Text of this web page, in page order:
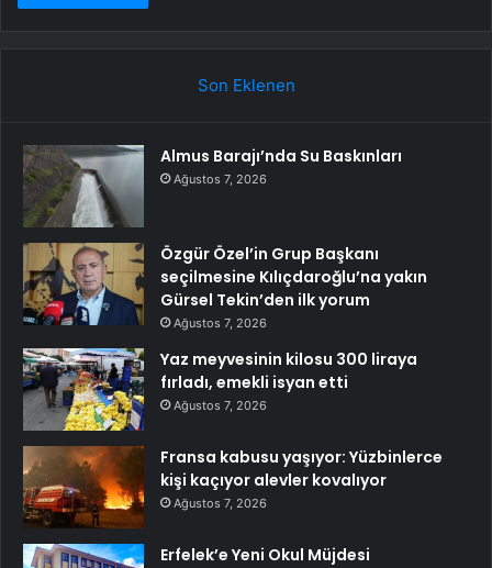
Son Eklenen
Almus Barajı’nda Su Baskınları
Ağustos 7, 2026
Özgür Özel’in Grup Başkanı
seçilmesine Kılıçdaroğlu’na yakın
Gürsel Tekin’den ilk yorum
Ağustos 7, 2026
Yaz meyvesinin kilosu 300 liraya
fırladı, emekli isyan etti
Ağustos 7, 2026
Fransa kabusu yaşıyor: Yüzbinlerce
kişi kaçıyor alevler kovalıyor
Ağustos 7, 2026
Erfelek’e Yeni Okul Müjdesi